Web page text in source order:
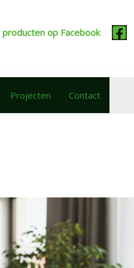
op Facebook
Projecten Contact